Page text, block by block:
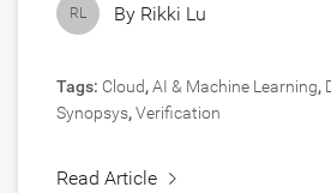
RL By Rikki Lu
Tags: Cloud,AI & Machine Learning,
Synopsys,Verification
Read Article